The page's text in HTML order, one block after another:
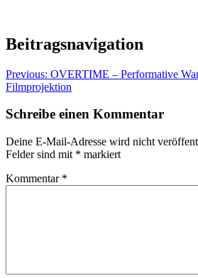
Beitragsnavigation
Previous: OVERTIME – Performative
Filmprojektion
Schreibe einen Kommentar
Deine E-Mail-Adresse wird nicht
Felder sind mit * markiert
Kommentar *